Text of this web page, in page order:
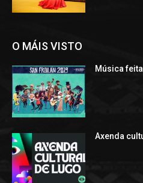
O MÁIS VISTO
Música feita
Axenda